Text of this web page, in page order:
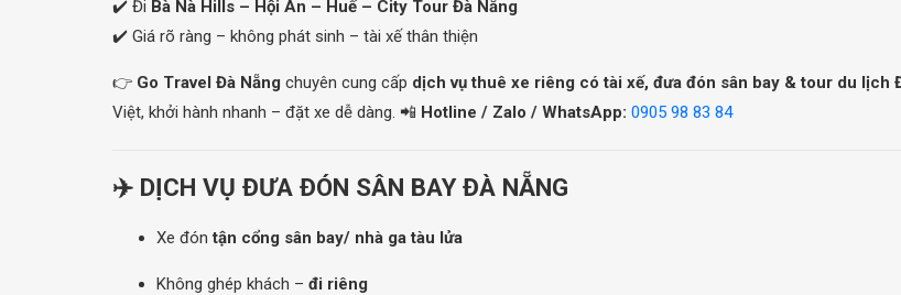
✔️ Đi Bà Nà Hills – Hội An – Huế – City Tour Đà Nẵng
✔️ Giá rõ ràng – không phát sinh – tài xế thân thiện
👉 Go Travel Đà Nẵng chuyên cung cấp dịch vụ thuê xe riêng có tài xế, đưa đón sân bay & tour du lịch
Việt, khởi hành nhanh – đặt xe dễ dàng. 📲 Hotline / Zalo / WhatsApp: 0905 98 83 84
✈️ DỊCH VỤ ĐƯA ĐÓN SÂN BAY ĐÀ NẴNG
Xe đóntận cổng sân bay/ nhà ga tàu lửa
Không ghép khách – đi riêng
RỪNG DỪA BẢY MẪU- HỘI AN